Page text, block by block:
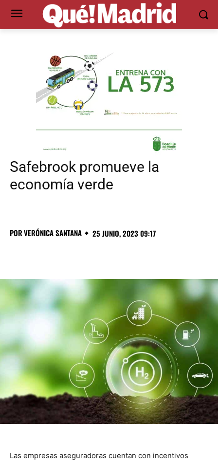
Safebrook promueve la
economía verde
PORVERÓNICA SANTANA 25 JUNIO, 2023 09:17
Las empresas aseguradoras cuentan con incentivos